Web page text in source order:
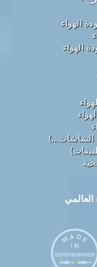
الهواء
الهواء
الشاشات...)